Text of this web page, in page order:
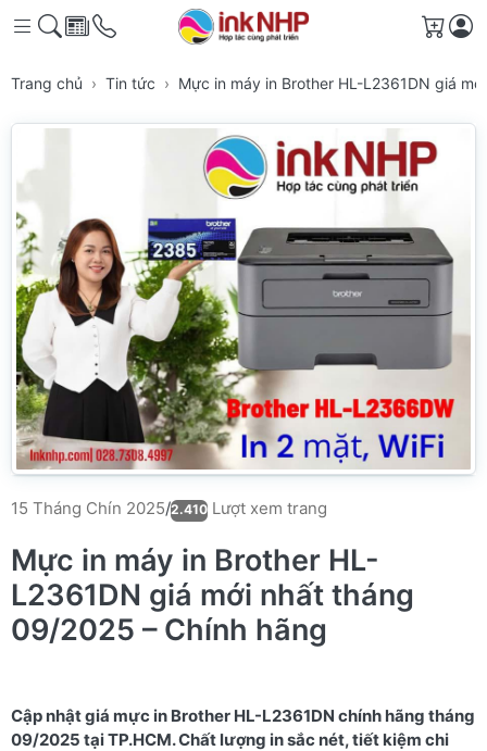
Giỏ
Trang chủ Tin tức Mực in máy in Brother HL-L2361DN giá
15 Tháng Chín 2025/2.410 Lượt xem trang
Mực in máy in Brother HL-
L2361DN giá mới nhất tháng
09/2025 – Chính hãng
Cập nhật giá mực in Brother HL-L2361DN chính hãng tháng
09/2025 tại TP.HCM. Chất lượng in sắc nét, tiết kiệm chi